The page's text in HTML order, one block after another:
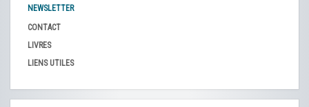
NEWSLETTER
CONTACT
LIVRES
LIENS UTILES